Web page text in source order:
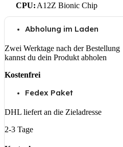
CPU: A12Z Bionic Chip
Abholung im Laden
Zwei Werktage nach der Bestellung
kannst du dein Produkt abholen
Kostenfrei
Fedex Paket
DHL liefert an die Zieladresse
2-3 Tage